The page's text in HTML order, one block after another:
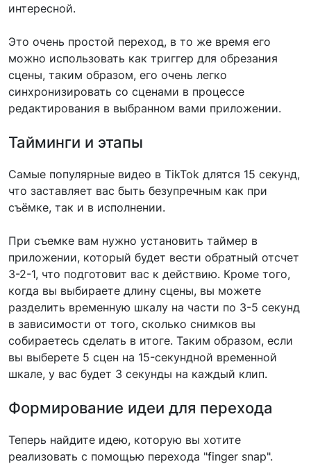
интересной.
Это очень простой переход, в то же время его
можно использовать как триггер для обрезания
сцены, таким образом, его очень легко
синхронизировать со сценами в процессе
редактирования в выбранном вами приложении.
Тайминги и этапы
Самые популярные видео в TikTok длятся 15 секунд,
что заставляет вас быть безупречным как при
съёмке, так и в исполнении.
При съемке вам нужно установить таймер в
приложении, который будет вести обратный отсчет
3-2-1, что подготовит вас к действию. Кроме того,
когда вы выбираете длину сцены, вы можете
разделить временную шкалу на части по 3-5 секунд
в зависимости от того, сколько снимков вы
собираетесь сделать в итоге. Таким образом, если
вы выберете 5 сцен на 15-секундной временной
шкале, у вас будет 3 секунды на каждый клип.
Формирование идеи для перехода
Теперь найдите идею, которую вы хотите
реализовать с помощью перехода "finger snap".